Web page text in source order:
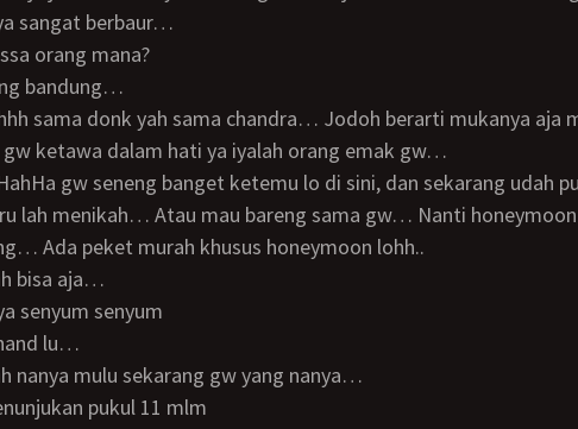
sangat berbaur…
orang mana?
bandung…
sama donk yah sama chandra… Jodoh berarti mukanya
gw ketawa dalam hati ya iyalah orang emak gw…
lah menikah… Atau mau bareng sama gw… Nanti
Ada peket murah khusus honeymoon lohh..
bisa aja…
senyum senyum
lu…
nanya mulu sekarang gw yang nanya…
pukul 11 mlm